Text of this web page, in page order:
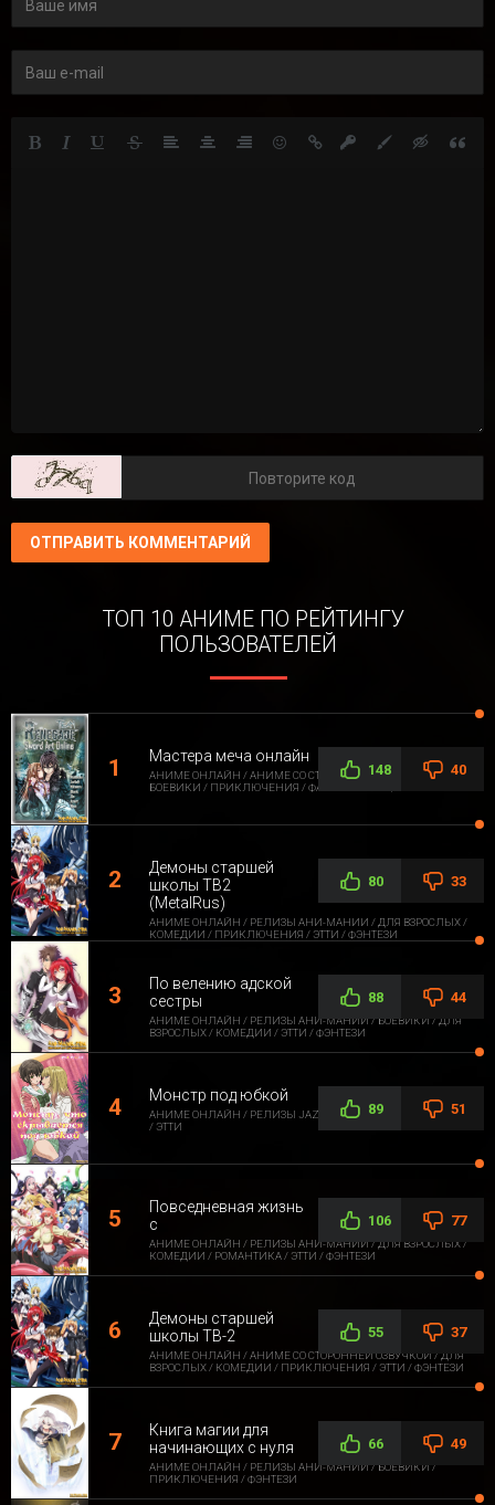
ОТПРАВИТЬ КОММЕНТАРИЙ
ТОП 10 АНИМЕ ПО РЕЙТИНГУ
ПОЛЬЗОВАТЕЛЕЙ
Мастера меча онлайн
АНИМЕ ОНЛАЙН / АНИМЕ СО СТОРОННЕЙ ОЗВУЧКОЙ /
БОЕВИКИ / ПРИКЛЮЧЕНИЯ / ФАНТАСТИКА / ФЭНТЕЗИ
148 40
Демоны старшей
школы ТВ2
(MetalRus)
АНИМЕ ОНЛАЙН / РЕЛИЗЫ АНИ-МАНИИ / ДЛЯ ВЗРОСЛЫХ /
КОМЕДИИ / ПРИКЛЮЧЕНИЯ / ЭТТИ / ФЭНТЕЗИ
80 33
По велению адской
сестры
АНИМЕ ОНЛАЙН / РЕЛИЗЫ АНИ-МАНИИ / БОЕВИКИ / ДЛЯ
ВЗРОСЛЫХ / КОМЕДИИ / ЭТТИ / ФЭНТЕЗИ
88 44
Монстр под юбкой
АНИМЕ ОНЛАЙН / РЕЛИЗЫ JAZZWAY ANIME / ДЛЯ ВЗРОСЛЫХ
/ ЭТТИ
89 51
Повседневная жизнь
с
АНИМЕ ОНЛАЙН / РЕЛИЗЫ АНИ-МАНИИ / ДЛЯ ВЗРОСЛЫХ /
КОМЕДИИ / РОМАНТИКА / ЭТТИ / ФЭНТЕЗИ
106 77
Демоны старшей
школы ТВ-2
АНИМЕ ОНЛАЙН / АНИМЕ СО СТОРОННЕЙ ОЗВУЧКОЙ / ДЛЯ
ВЗРОСЛЫХ / КОМЕДИИ / ПРИКЛЮЧЕНИЯ / ЭТТИ / ФЭНТЕЗИ
55 37
Книга магии для
начинающих с нуля
АНИМЕ ОНЛАЙН / РЕЛИЗЫ АНИ-МАНИИ / БОЕВИКИ /
ПРИКЛЮЧЕНИЯ / ФЭНТЕЗИ
66 49